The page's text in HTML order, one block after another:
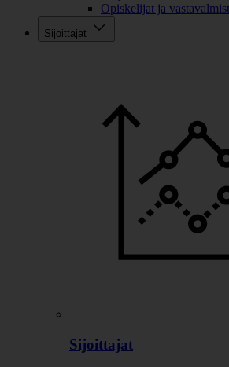
Opiskelijat ja
Sijoittajat
Sijoittajat